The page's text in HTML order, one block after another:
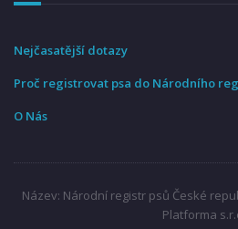
Nejčasatější dotazy
Proč registrovat psa do Národního
O Nás
Název: Národní registr psů České
Platforma